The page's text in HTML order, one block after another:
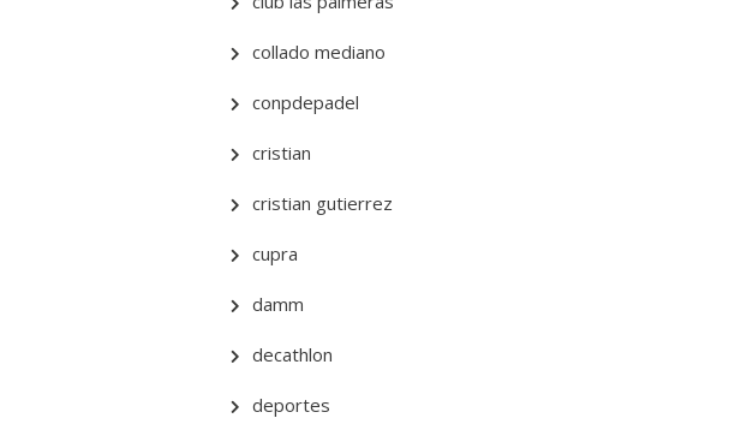
collado mediano
conpdepadel
cristian
cristian gutierrez
cupra
damm
decathlon
deportes